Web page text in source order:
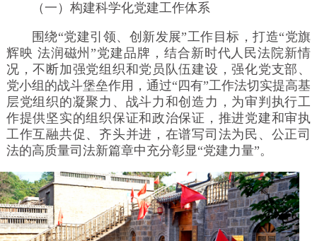
（一）构建科学化党建工作体系
围绕“党建引领、创新发展”工作目标，打造“党旗
辉映 法润磁州”党建品牌，结合新时代人民法院新情
况，不断加强党组织和党员队伍建设，强化党支部、
党小组的战斗堡垒作用，通过“四有”工作法切实提高基
层党组织的凝聚力、战斗力和创造力，为审判执行工
作提供坚实的组织保证和政治保证，推进党建和审执
工作互融共促、齐头并进，在谱写司法为民、公正司
法的高质量司法新篇章中充分彰显“党建力量”。